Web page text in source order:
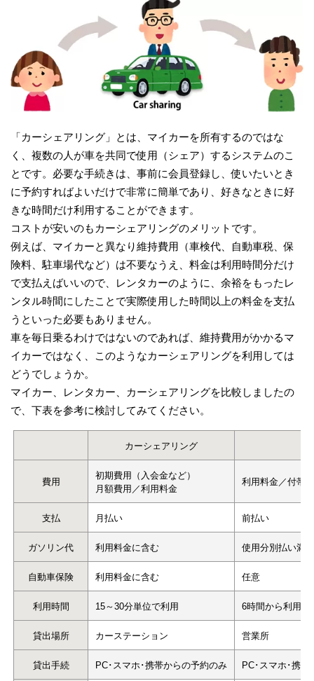
「カーシェアリング」とは、マイカーを所有するのではな
く、複数の人が車を共同で使用（シェア）するシステムのこ
とです。必要な手続きは、事前に会員登録し、使いたいとき
に予約すればよいだけで非常に簡単であり、好きなときに好
きな時間だけ利用することができます。
コストが安いのもカーシェアリングのメリットです。
例えば、マイカーと異なり維持費用（車検代、自動車税、保
険料、駐車場代など）は不要なうえ、料金は利用時間分だけ
で支払えばいいので、レンタカーのように、余裕をもったレ
ンタル時間にしたことで実際使用した時間以上の料金を支払
うといった必要もありません。
車を毎日乗るわけではないのであれば、維持費用がかかるマ
イカーではなく、このようなカーシェアリングを利用しては
どうでしょうか。
マイカー、レンタカー、カーシェアリングを比較しましたの
で、下表を参考に検討してみてください。
カーシェアリング
費用
初期費用（入会金など）
月額費用／利用料金
利用料金／付帯
支払 月払い 前払い
ガソリン代 利用料金に含む 使用分別払い満
自動車保険 利用料金に含む 任意
利用時間 15～30分単位で利用 6時間から利用可
貸出場所 カーステーション 営業所
貸出手続 PC･スマホ･携帯からの予約のみ PC･スマホ･携